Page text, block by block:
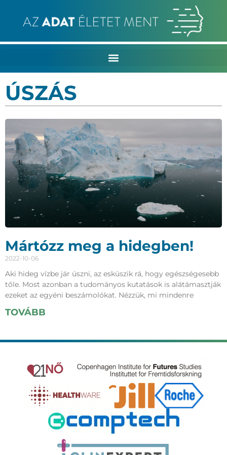
ÚSZÁS
Mártózz meg a hidegben!
2022-10-06
Aki hideg vízbe jár úszni, az esküszik rá, hogy egészségesebb
tőle. Most azonban a tudományos kutatások is alátámasztják
ezeket az egyéni beszámolókat. Nézzük, mi mindenre
TOVÁBB